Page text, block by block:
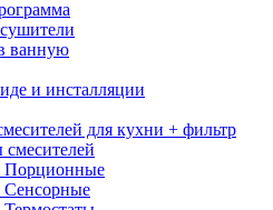
ванную
и инсталляции
для кухни + фильтр
Порционные
Сенсорные